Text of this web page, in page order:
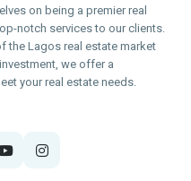
on being a premier real
notch services to our clients.
the Lagos real estate market
we offer a
your real estate needs.